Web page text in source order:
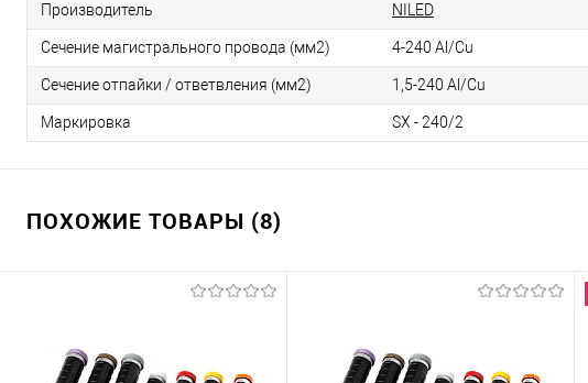
Производитель NILED
Сечение магистрального провода (мм2) 4-240 Al/Cu
Сечение отпайки / ответвления (мм2) 1,5-240 Al/Cu
Маркировка SX - 240/2
ПОХОЖИЕ ТОВАРЫ (8)